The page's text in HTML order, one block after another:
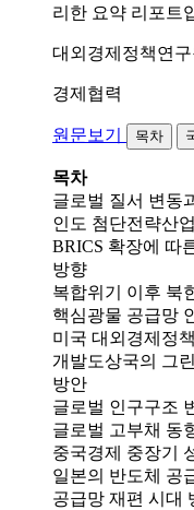
리한 요약 리포트
대외경제정책연구
경제협력
원문보기 목차
목차
글로벌 질서 변동
인도 첨단전략산
BRICS 확장에 따
방향
복합위기 이후 북
핵심광물 공급망
미국 대외경제정
개발도상국의 그
방안
글로벌 인구구조
글로벌 고부채 동
중국경제 중장기
일본의 반도체 공
공급망 재편 시대